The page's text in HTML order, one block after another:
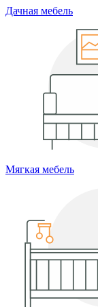
Дачная мебель
Мягкая мебель